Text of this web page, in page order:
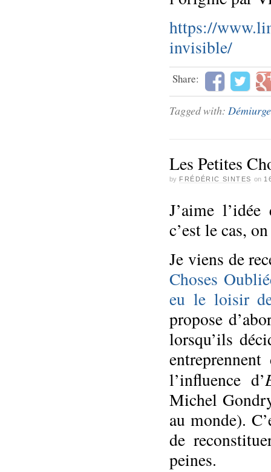
https://
invisible/
Share:
Tagged with:
Les Petites
by FRÉDÉRIC SINTES on
J’aime
c’est le cas,
Je viens de
Choses
eu le loisir
propose
lorsqu’ils
l’influence d’
Michel
au monde).
de
peines.